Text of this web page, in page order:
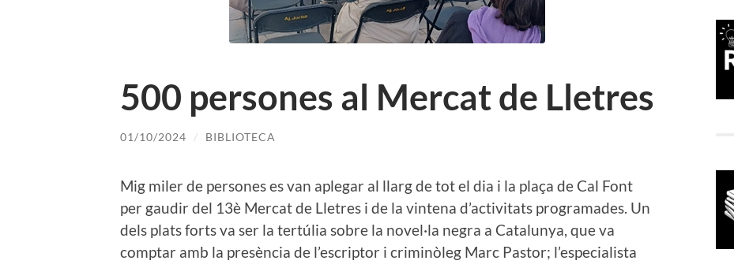
500 persones al Mercat de Lletres
01/10/2024 / BIBLIOTECA
Mig miler de persones es van aplegar al llarg de tot el dia i la plaça de Cal Font
per gaudir del 13è Mercat de Lletres i de la vintena d’activitats programades. Un
dels plats forts va ser la tertúlia sobre la novel·la negra a Catalunya, que va
comptar amb la presència de l’escriptor i criminòleg Marc Pastor; l’especialista